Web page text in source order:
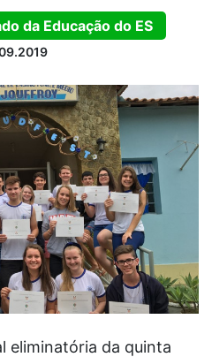
da Educação do ES
eliminatória da quinta